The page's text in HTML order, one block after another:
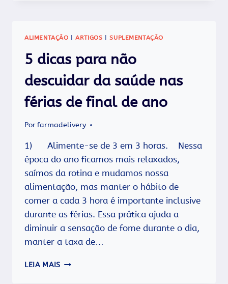
ALIMENTAÇÃO |ARTIGOS |SUPLEMENTAÇÃO
5 dicas para não
descuidar da saúde nas
férias de final de ano
Porfarmadelivery
1) Alimente-se de 3 em 3 horas. Nessa
época do ano ficamos mais relaxados,
saímos da rotina e mudamos nossa
alimentação, mas manter o hábito de
comer a cada 3 hora é importante inclusive
durante as férias. Essa prática ajuda a
diminuir a sensação de fome durante o dia,
manter a taxa de…
LEIA MAIS 5